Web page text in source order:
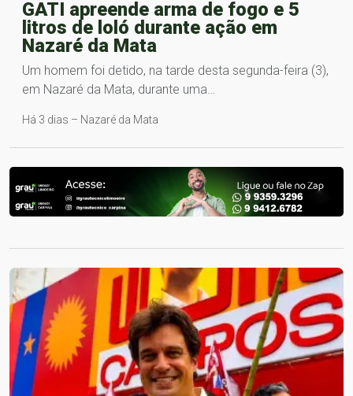
GATI apreende arma de fogo e 5
litros de loló durante ação em
Nazaré da Mata
Um homem foi detido, na tarde desta segunda-feira (3),
em Nazaré da Mata, durante uma…
Há 3 dias – Nazaré da Mata